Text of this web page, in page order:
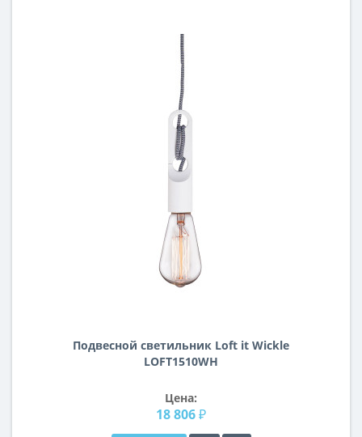
Подвесной светильник Loft it Wickle
LOFT1510WH
Цена:
18 806 ₽